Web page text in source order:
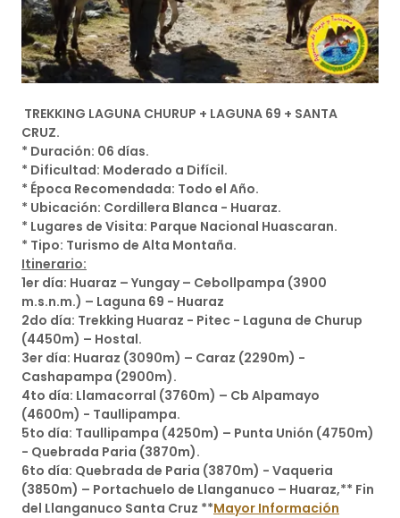
TREKKING LAGUNA CHURUP + LAGUNA 69 + SANTA
CRUZ.
* Duración: 06 días.
* Dificultad: Moderado a Difícil.
* Época Recomendada: Todo el Año.
* Ubicación: Cordillera Blanca - Huaraz.
* Lugares de Visita: Parque Nacional Huascaran.
* Tipo: Turismo de Alta Montaña.
Itinerario:
1er día: Huaraz – Yungay – Cebollpampa (3900
m.s.n.m.) – Laguna 69 - Huaraz
2do día: Trekking Huaraz - Pitec - Laguna de Churup
(4450m) – Hostal.
3er día: Huaraz (3090m) – Caraz (2290m) -
Cashapampa (2900m).
4to día: Llamacorral (3760m) – Cb Alpamayo
(4600m) - Taullipampa.
5to día: Taullipampa (4250m) – Punta Unión (4750m)
- Quebrada Paria (3870m).
6to día: Quebrada de Paria (3870m) - Vaqueria
(3850m) – Portachuelo de Llanganuco – Huaraz,** Fin
del Llanganuco Santa Cruz **Mayor Información